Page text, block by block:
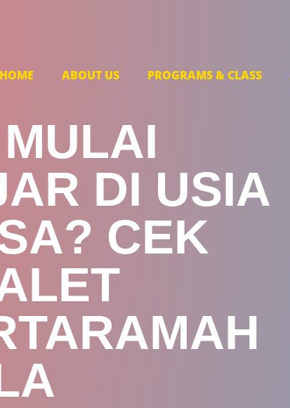
HOME ABOUT US PROGRAMS & CLASS
DI USIA
CEK